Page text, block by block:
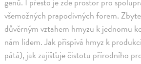
všemožných prapodivných forem.
důvěrným vztahem hmyzu k jednomu
nám lidem. Jak přispívá hmyz k
pátá), jak zajišťuje čistotu přírodního